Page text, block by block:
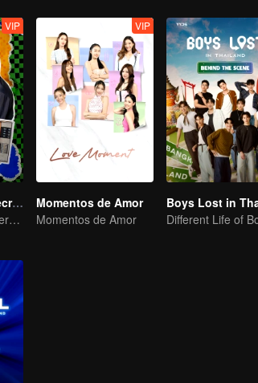
VIP
LOVE(X): Girls Secret Party
As Garotas Só Querem Se Divertir
VIP
Momentos de Amor
Momentos de Amor
Different Life of